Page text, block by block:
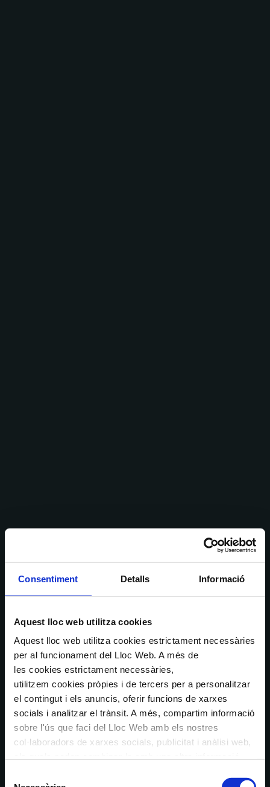
Consentiment Detalls Informació
Aquest lloc web utilitza cookies
Aquest lloc web utilitza cookies estrictament necessàries
per al funcionament del Lloc Web. A més de
les cookies estrictament necessàries,
utilitzem cookies pròpies i de tercers per a personalitzar
el contingut i els anuncis, oferir funcions de xarxes
socials i analitzar el trànsit. A més, compartim informació
sobre l'ús que faci del Lloc Web amb els nostres
col·laboradors de xarxes socials, publicitat i anàlisi web,